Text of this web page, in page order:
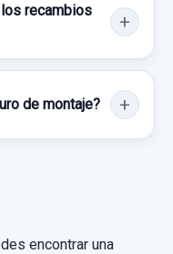
recambios
de montaje?
encontrar una